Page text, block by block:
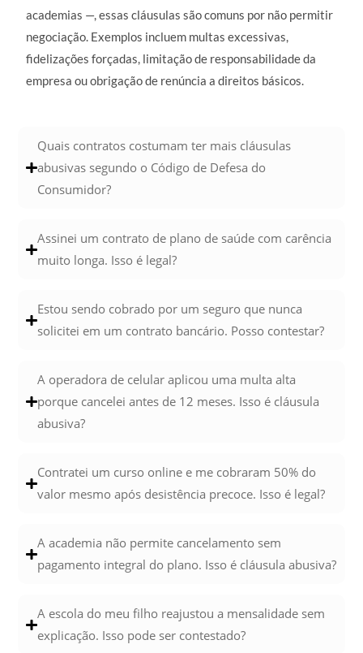
academias —, essas cláusulas são comuns por não permitir
negociação. Exemplos incluem multas excessivas,
fidelizações forçadas, limitação de responsabilidade da
empresa ou obrigação de renúncia a direitos básicos.
Quais contratos costumam ter mais cláusulas
abusivas segundo o Código de Defesa do
Consumidor?
Assinei um contrato de plano de saúde com carência
muito longa. Isso é legal?
Estou sendo cobrado por um seguro que nunca
solicitei em um contrato bancário. Posso contestar?
A operadora de celular aplicou uma multa alta
porque cancelei antes de 12 meses. Isso é cláusula
abusiva?
Contratei um curso online e me cobraram 50% do
valor mesmo após desistência precoce. Isso é legal?
A academia não permite cancelamento sem
pagamento integral do plano. Isso é cláusula abusiva?
A escola do meu filho reajustou a mensalidade sem
explicação. Isso pode ser contestado?